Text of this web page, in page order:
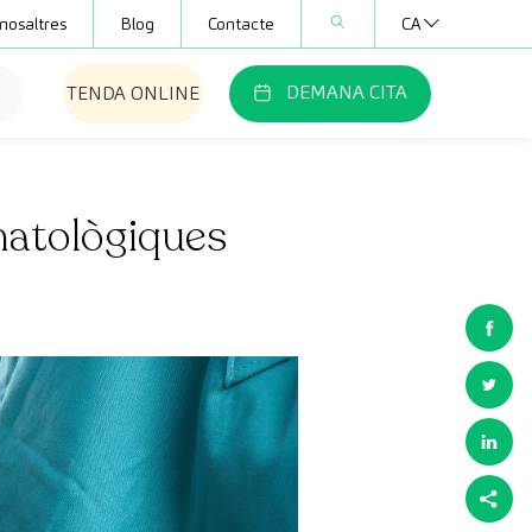
Blog Contacte CA
TENDA ONLINE DEMANA CITA